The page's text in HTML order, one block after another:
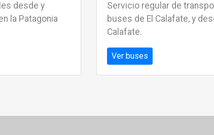
desde y
la Patagonia
Servicio regular de
buses de El Calafate, y
Calafate.
Ver buses